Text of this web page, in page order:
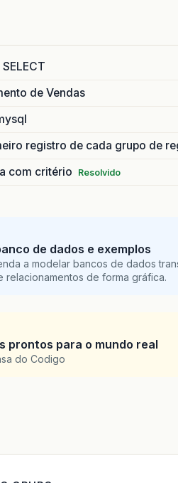
de Vendas
registro de cada grupo de
com critério Resolvido
de dados e exemplos
a modelar bancos de dados
relacionamentos de forma gráfica.
prontos para o mundo real
do Codigo